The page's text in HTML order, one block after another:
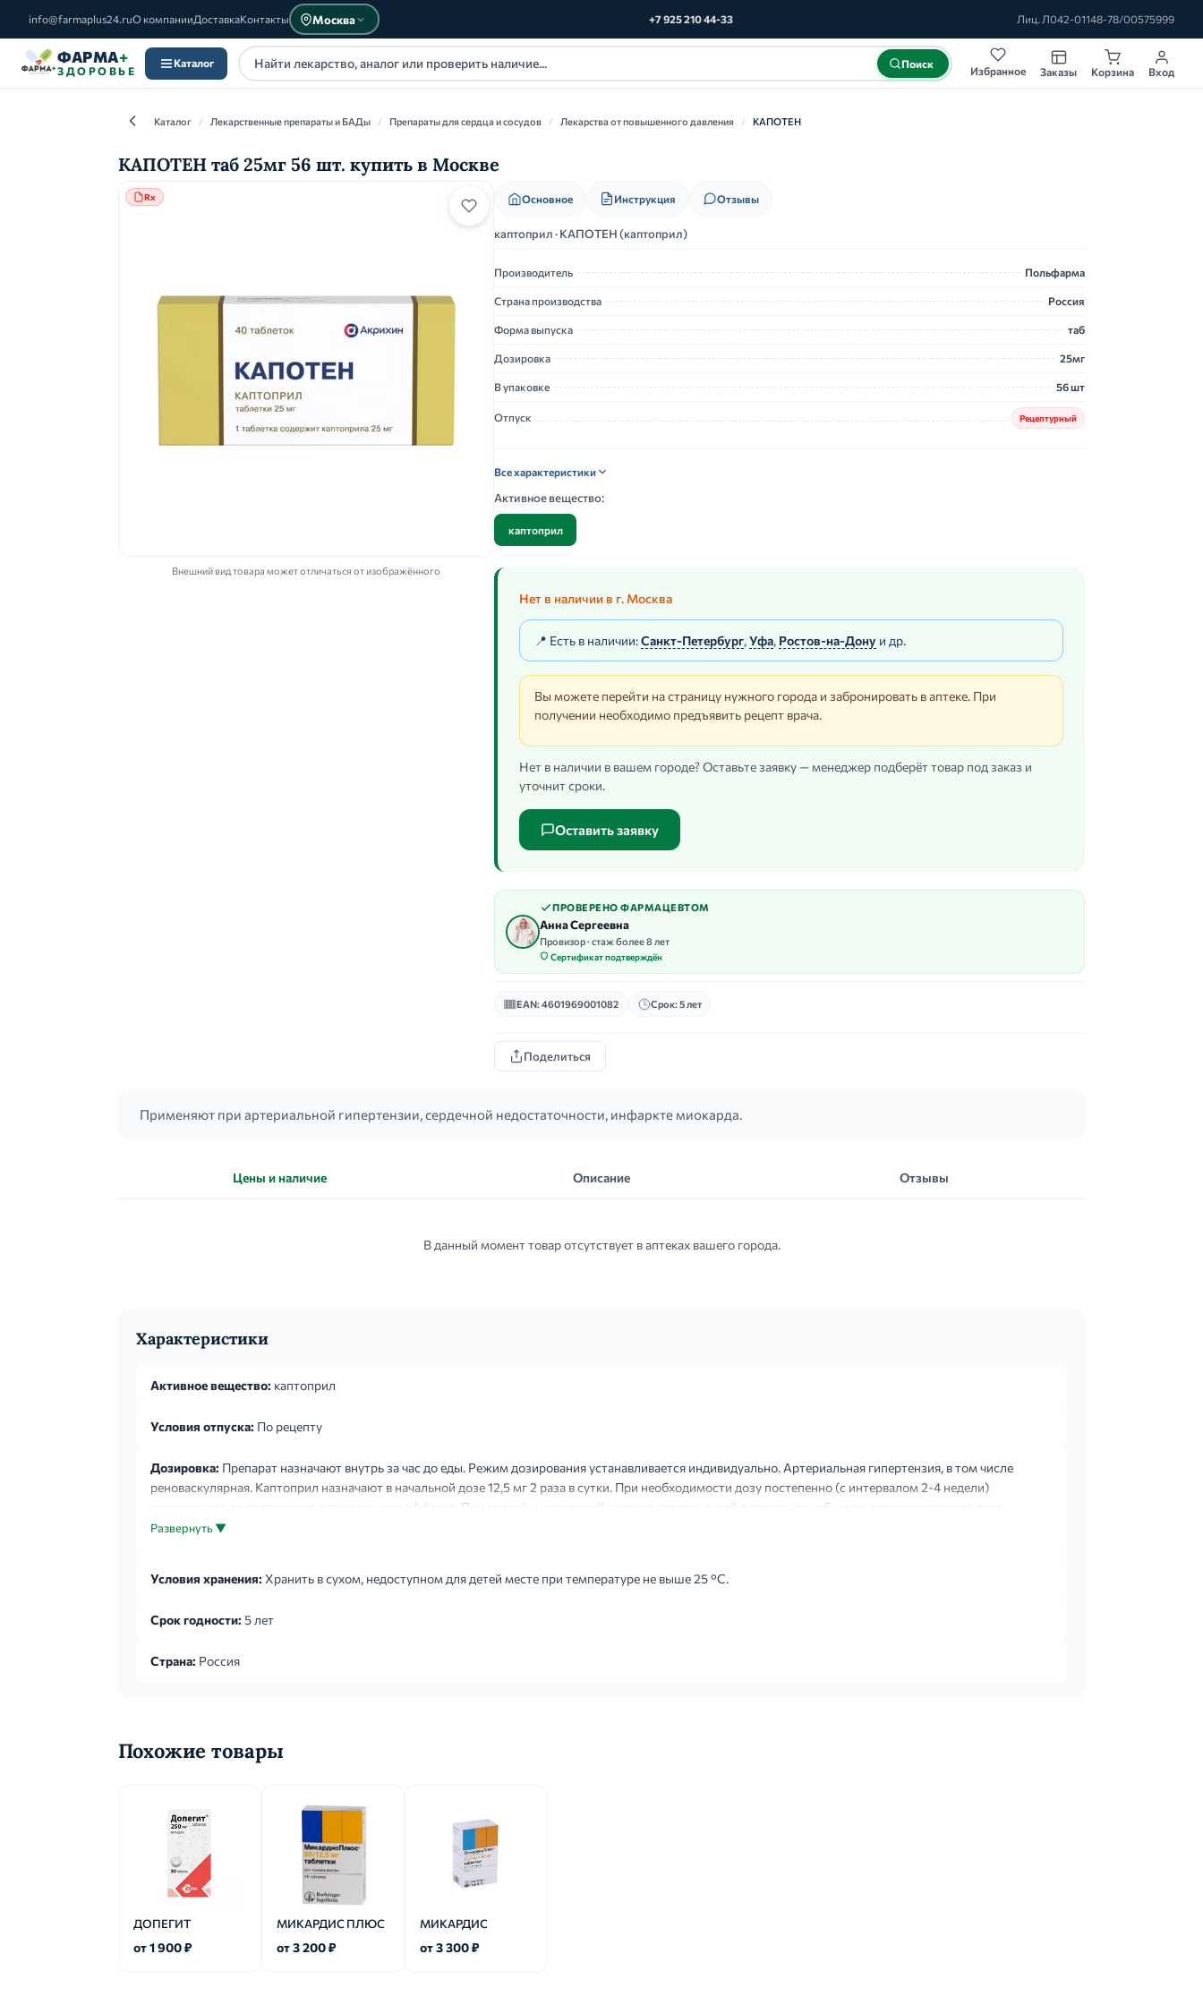
info@farmaplus24.ruО компанииДоставкаКонтакты Москва +7 925 210 44-33 Лиц. Л042-01148-78/00575999
ФАРМА+
ЗДОРОВЬЕ
Каталог Поиск
Избранное Заказы Корзина Вход
Каталог / Лекарственные препараты и БАДы / Препараты для сердца и сосудов / Лекарства от повышенного давления / КАПОТЕН
КАПОТЕН таб 25мг 56 шт. купить в Москве
Rx
Внешний вид товара может отличаться от изображённого
Основное Инструкция Отзывы
каптоприл · КАПОТЕН (каптоприл)
Производитель Польфарма
Страна производства Россия
Форма выпуска таб
Дозировка 25мг
В упаковке 56 шт
Отпуск Рецептурный
Все характеристики
Активное вещество:
каптоприл
Нет в наличии в г. Москва
📍 Есть в наличии:Санкт-Петербург,Уфа, Ростов-на-Дону и др.
Вы можете перейти на страницу нужного города и забронировать в аптеке. При
получении необходимо предъявить рецепт врача.
Нет в наличии в вашем городе? Оставьте заявку — менеджер подберёт товар под заказ и
уточнит сроки.
Оставить заявку
ПРОВЕРЕНО ФАРМАЦЕВТОМ
Анна Сергеевна
Провизор · стаж более 8 лет
Сертификат подтверждён
EAN: 4601969001082 Срок: 5 лет
Поделиться
Применяют при артериальной гипертензии, сердечной недостаточности, инфаркте миокарда.
Цены и наличие Описание Отзывы
В данный момент товар отсутствует в аптеках вашего города.
Характеристики
Активное вещество: каптоприл
Условия отпуска: По рецепту
Дозировка: Препарат назначают внутрь за час до еды. Режим дозирования устанавливается индивидуально. Артериальная гипертензия, в том числе
реноваскулярная. Каптоприл назначают в начальной дозе 12,5 мг 2 раза в сутки. При необходимости дозу постепенно (с интервалом 2-4 недели)
увеличивают до достижения оптимального эффекта. При мягкой и умеренной степени артериальной гипертензии обычная поддерживающая доза
каптоприла составляет 25 мг 2 раза в сутки; максимальная доза - 50 мг 2 раза в сутки. При тяжелой а...
Развернуть ▼
Условия хранения: Хранить в сухом, недоступном для детей месте при температуре не выше 25 °С.
Срок годности: 5 лет
Страна: Россия
Похожие товары
ДОПЕГИТ
от 1 900 ₽
МИКАРДИС ПЛЮС
от 3 200 ₽
МИКАРДИС
от 3 300 ₽